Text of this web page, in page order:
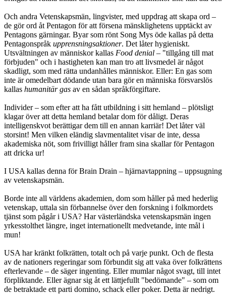
Och andra Vetenskapsmän, lingvister, med uppdrag att skapa ord –
de gör ord åt Pentagon för att försena mänsklighetens upptäckt av
Pentagons gärningar. Byar som rönt Song Mys öde kallas på detta
Pentagonspråk upprensningsaktioner. Det låter hygieniskt.
Utsvältningen av människor kallas Food denial – "tillgång till mat
förbjuden" och i hastigheten kan man tro att livsmedel är något
skadligt, som med rätta undanhålles människor. Eller: En gas som
inte är omedelbart dödande utan bara gör en människa försvarslös
kallas humanitär gas av en sådan språkförgiftare.
Individer – som efter att ha fått utbildning i sitt hemland – plötsligt
klagar över att detta hemland betalar dom för dåligt. Deras
intelligenskvot berättigar dem till en annan karriär! Det låter väl
storsint! Men vilken eländig slavmentalitet visar de inte, dessa
akademiska nöt, som frivilligt håller fram sina skallar för Pentagon
att dricka ur!
I USA kallas denna för Brain Drain – hjärnavtappning – uppsugning
av vetenskapsmän.
Borde inte all världens akademien, dom som håller på med hederlig
vetenskap, uttala sin förbannelse över den forskning i folkmordets
tjänst som pågår i USA? Har västerländska vetenskapsmän ingen
yrkesstolthet längre, inget internationellt medvetande, inte mål i
mun!
USA har kränkt folkrätten, totalt och på varje punkt. Och de flesta
av de nationers regeringar som förbundit sig att vaka över folkrättens
efterlevande – de säger ingenting. Eller mumlar något svagt, till intet
förpliktande. Eller ägnar sig åt ett lättjefullt "bedömande" – som om
de betraktade ett parti domino, schack eller poker. Detta är nedrigt.